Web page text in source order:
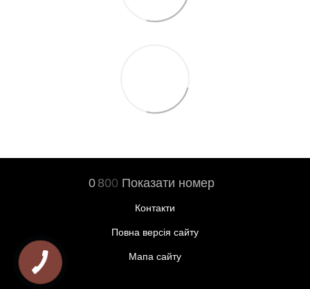
0 800 Показати номер
Контакти
Повна версія сайту
Мапа сайту